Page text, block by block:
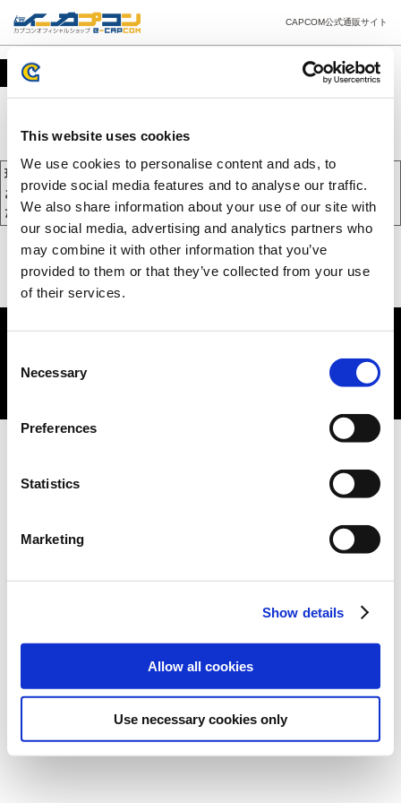
This website uses cookies
We use cookies to personalise content and ads, to
provide social media features and to analyse our traffic.
We also share information about your use of our site with
our social media, advertising and analytics partners who
may combine it with other information that you’ve
provided to them or that they’ve collected from your use
of their services.
Selection
Necessary
Preferences
Statistics
Marketing
Show details
Allow all cookies
Use necessary cookies only
CAPCOM公式通販サイト
カート
現在、カートには商品が入っておりません。
お買い物を続けるには下の 「お買い物を続ける」 をクリックしてく
ださい。